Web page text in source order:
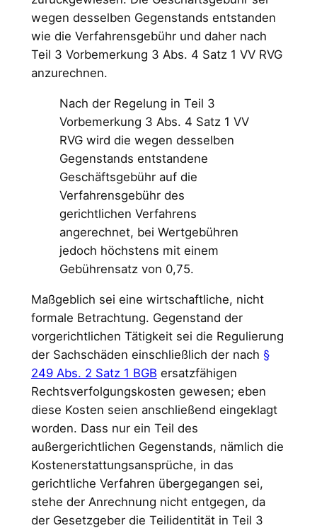
wegen desselben Gegenstands entstanden
wie die Verfahrensgebühr und daher nach
Teil 3 Vorbemerkung 3 Abs. 4 Satz 1 VV RVG
anzurechnen.
Nach der Regelung in Teil 3
Vorbemerkung 3 Abs. 4 Satz 1 VV
RVG wird die wegen desselben
Gegenstands entstandene
Geschäftsgebühr auf die
Verfahrensgebühr des
gerichtlichen Verfahrens
angerechnet, bei Wertgebühren
jedoch höchstens mit einem
Gebührensatz von 0,75.
Maßgeblich sei eine wirtschaftliche, nicht
formale Betrachtung. Gegenstand der
vorgerichtlichen Tätigkeit sei die Regulierung
der Sachschäden einschließlich der nach §
249 Abs. 2 Satz 1 BGB ersatzfähigen
Rechtsverfolgungskosten gewesen; eben
diese Kosten seien anschließend eingeklagt
worden. Dass nur ein Teil des
außergerichtlichen Gegenstands, nämlich die
Kostenerstattungsansprüche, in das
gerichtliche Verfahren übergegangen sei,
stehe der Anrechnung nicht entgegen, da
der Gesetzgeber die Teilidentität in Teil 3